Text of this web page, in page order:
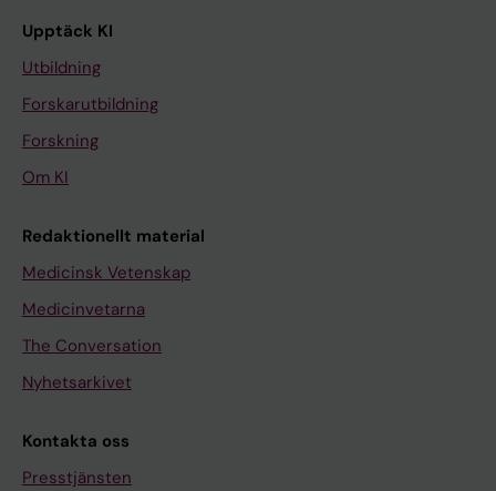
Upptäck KI
Utbildning
Forskarutbildning
Forskning
Om KI
Redaktionellt material
Medicinsk Vetenskap
Medicinvetarna
The Conversation
Nyhetsarkivet
Kontakta oss
Presstjänsten